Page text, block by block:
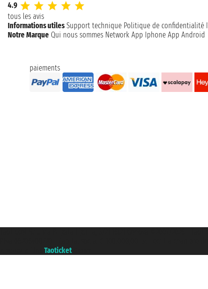
4.9
tous les avis
Informations utiles Support technique Politique de confidentialité
Notre Marque Qui nous sommes Network App Iphone App Android
paiements
Taoticket